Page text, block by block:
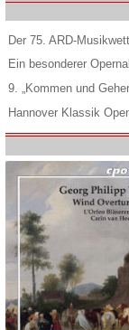
Der 75. ARD-
Ein besonderer
9. „Kommen und
Hannover Klassik